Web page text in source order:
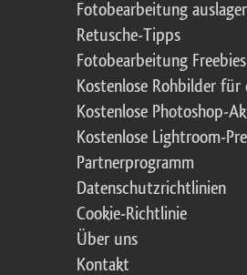
Fotobearbeitung
Retusche-Tipps
Fotobearbeitung Freebies
Kostenlose Rohbilder für
Kostenlose Photoshop-
Kostenlose Lightroom-
Partnerprogramm
Datenschutzrichtlinien
Cookie-Richtlinie
Über uns
Kontakt